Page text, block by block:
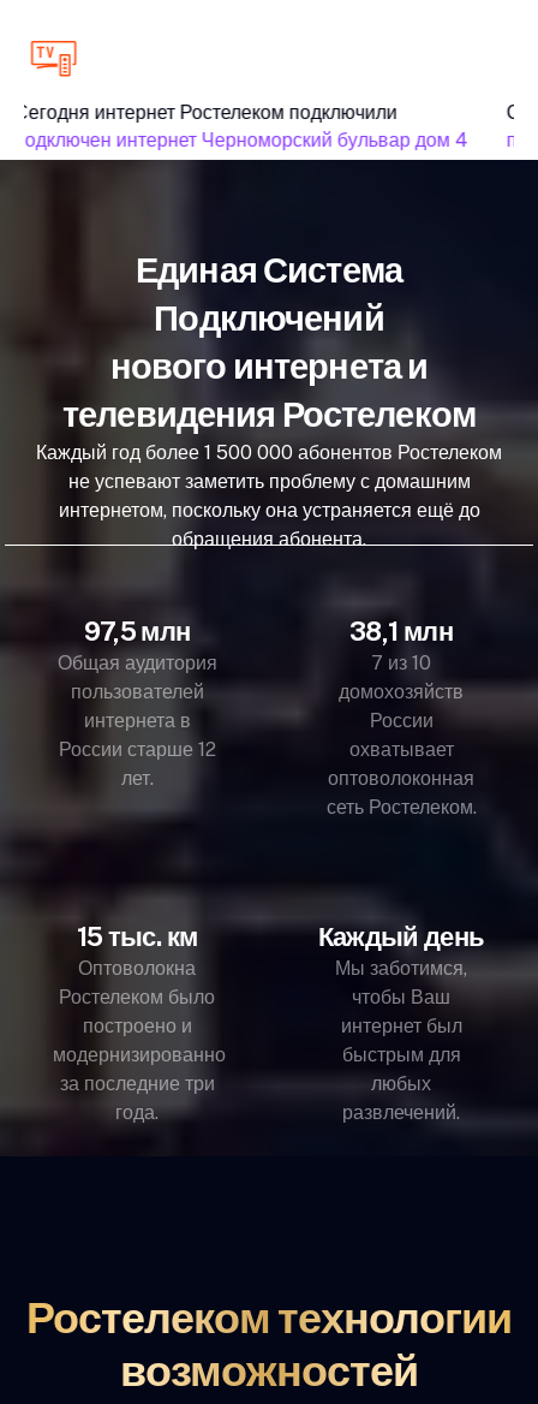
Сегодня интернет Ростелеком подключили
подключен интернет Черноморский бульвар дом 4
Единая Система
Подключений
нового интернета и
телевидения Ростелеком
Каждый год более 1 500 000 абонентов Ростелеком
не успевают заметить проблему с домашним
интернетом, поскольку она устраняется ещё до
обращения абонента.
97,5 млн
Общая аудитория
пользователей
интернета в
России старше 12
лет.
38,1 млн
7 из 10
домохозяйств
России
охватывает
оптоволоконная
сеть Ростелеком.
15 тыс. км
Оптоволокна
Ростелеком было
построено и
модернизированно
за последние три
года.
Каждый день
Мы заботимся,
чтобы Ваш
интернет был
быстрым для
любых
развлечений.
Ростелеком технологии
возможностей